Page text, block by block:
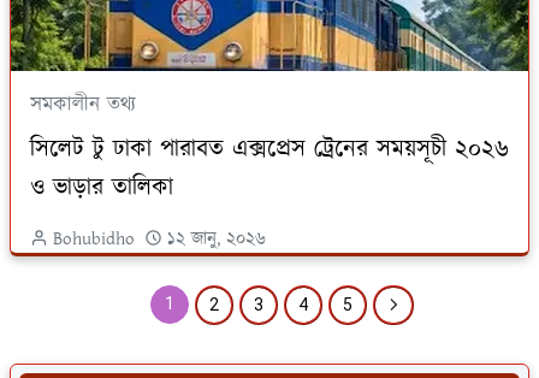
সমকালীন তথ্য
সিলেট টু ঢাকা পারাবত এক্সপ্রেস ট্রেনের সময়সূচী ২০২৬
ও ভাড়ার তালিকা
Bohubidho ১২ জানু, ২০২৬
1 2 3 4 5